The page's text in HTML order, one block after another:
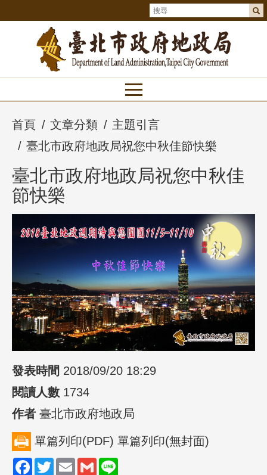
首頁 文章分類
主題引言
臺北市政府地政局祝您中秋佳節快樂
臺北市政府地政局祝您中秋佳
節快樂
發表時間 2018/09/20 18:29
閱讀人數 1734
作者 臺北市政府地政局
單篇列印(PDF) 單篇列印(無封面)
Facebook
TwitterEmailGmail